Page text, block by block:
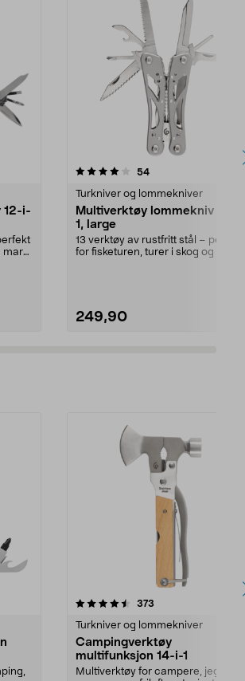
12-i-
mark
54anmeldelser
Turkniver og lommekniver
Multiverktøy lommekniv 13-i-
1, large
13 verktøy av rustfritt stål – perfekt
for fisketuren, turer i skog og mark
249,90
4.0av 5 stjerner
373
Turkniver og lommekniver
Campingverktøy
multifunksjon 14-i-1
Multiverktøy for campere, jegere,
4.0 av 5 stjerner